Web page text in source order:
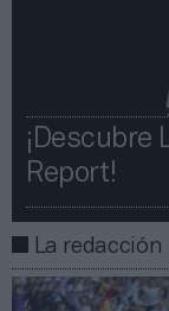
¡Descubre
Report!​​
La